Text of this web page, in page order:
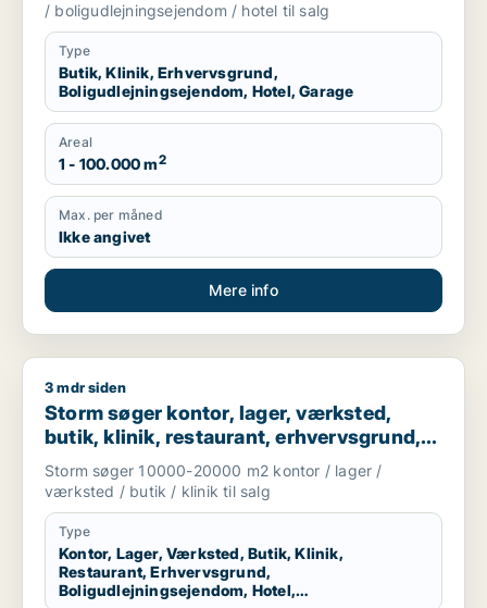
/ boligudlejningsejendom / hotel til salg
Type
Butik, Klinik, Erhvervsgrund,
Boligudlejningsejendom, Hotel, Garage
Areal
1 - 100.000 m2
Max. per måned
Ikke angivet
Mere info
Storm søger kontor, lager, værksted, butik, klinik,
3 mdr siden
Storm søger kontor, lager, værksted,
butik, klinik, restaurant, erhvervsgrund,
boligudlejningsejendom, hotel,
produktionslokaler eller garage til salg i
Vallensbæk, Ballerup eller Allerød m.fl.
Storm søger 10000-20000 m2 kontor / lager /
værksted / butik / klinik til salg
Type
Kontor, Lager, Værksted, Butik, Klinik,
Restaurant, Erhvervsgrund,
Boligudlejningsejendom, Hotel,